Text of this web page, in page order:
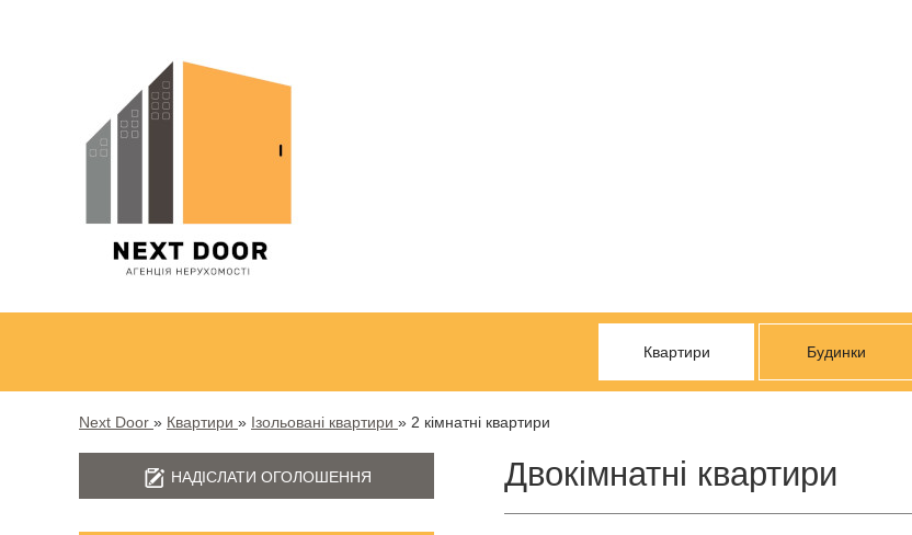
Квартири Будинки
Next Door » Квартири » Ізольовані квартири » 2 кімнатні квартири
НАДІСЛАТИ ОГОЛОШЕННЯ Двокімнатні квартири